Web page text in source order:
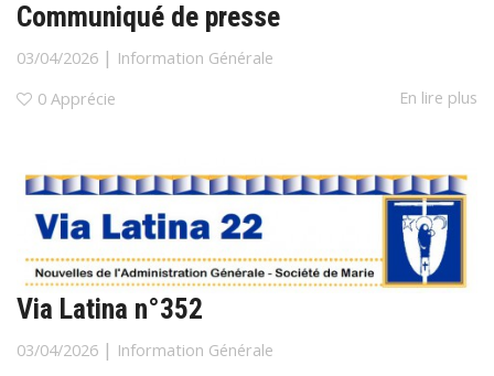
Communiqué de presse
03/04/2026 | Information Générale
0 Apprécie En lire plus
Via Latina n°352
03/04/2026 | Information Générale